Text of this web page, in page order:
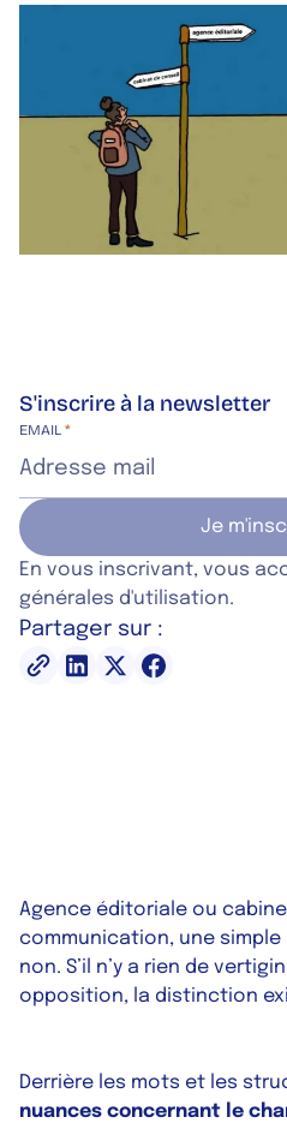
S'inscrire à la newsletter
EMAIL *
Site web de l’entreprise
Je
En vous inscrivant, vous
générales d'utilisation.
Partager sur :
Agence éditoriale ou
communication, une
non. S’il n’y a rien de
opposition, la distinction
Derrière les mots et les
nuances concernant le